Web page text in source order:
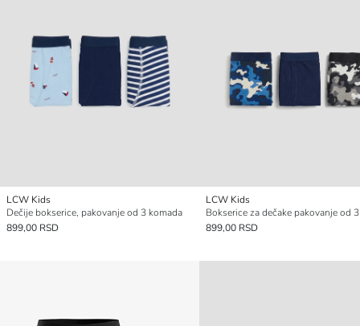
LCW Kids
Dečije bokserice, pakovanje od 3 komada
899,00 RSD
LCW Kids
899,00 RSD